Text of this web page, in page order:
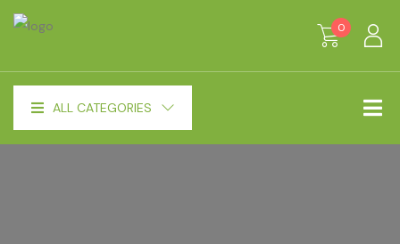
0
ALL CATEGORIES